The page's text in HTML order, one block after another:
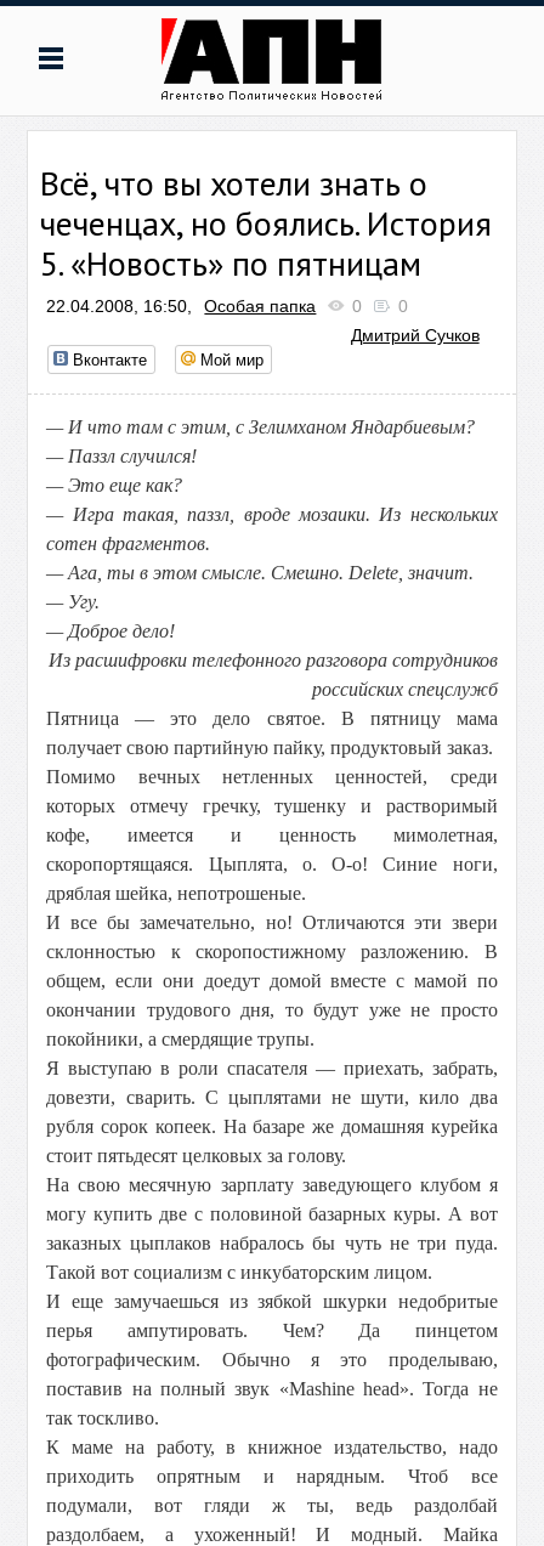
Всё, что вы хотели знать о
чеченцах, но боялись. История
5. «Новость» по пятницам
22.04.2008, 16:50, Особая папка 0
0
Дмитрий Сучков
Вконтакте Мой мир
— И что там с этим, с Зелимханом Яндарбиевым?
— Паззл случился!
— Это еще как?
— Игра такая, паззл, вроде мозаики. Из нескольких
сотен фрагментов.
— Ага, ты в этом смысле. Смешно. Delete значит.
— Угу.
— Доброе дело!
Из расшифровки телефонного разговора сотрудников
российских спецслужб
Пятница — это дело святое. В пятницу мама
получает свою партийную пайку, продуктовый заказ.
Помимо вечных нетленных ценностей, среди
которых отмечу гречку, тушенку и растворимый
кофе, имеется и ценность мимолетная,
скоропортящаяся. Цыплята, о. О-о! Синие ноги,
дряблая шейка, непотрошеные.
И все бы замечательно, но! Отличаются эти звери
склонностью к скоропостижному разложению. В
общем, если они доедут домой вместе с мамой по
окончании трудового дня, то будут уже не просто
покойники, а смердящие трупы.
Я выступаю в роли спасателя — приехать, забрать,
довезти, сварить. С цыплятами не шути, кило два
рубля сорок копеек. На базаре же домашняя курейка
стоит пятьдесят целковых за голову.
На свою месячную зарплату заведующего клубом я
могу купить две с половиной базарных куры. А вот
заказных цыплаков набралось бы чуть не три пуда.
Такой вот социализм с инкубаторским лицом.
И еще замучаешься из зябкой шкурки недобритые
перья ампутировать. Чем? Да пинцетом
фотографическим. Обычно я это проделываю,
поставив на полный звук «Mashine head». Тогда не
так тоскливо.
К маме на работу, в книжное издательство, надо
приходить опрятным и нарядным. Чтоб все
подумали, вот гляди ж ты, ведь раздолбай
раздолбаем, а ухоженный! И модный. Майка